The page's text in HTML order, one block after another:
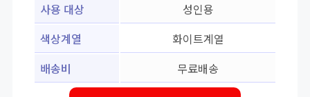
사용 대상
성인용
색상계열
화이트계열
배송비
무료배송